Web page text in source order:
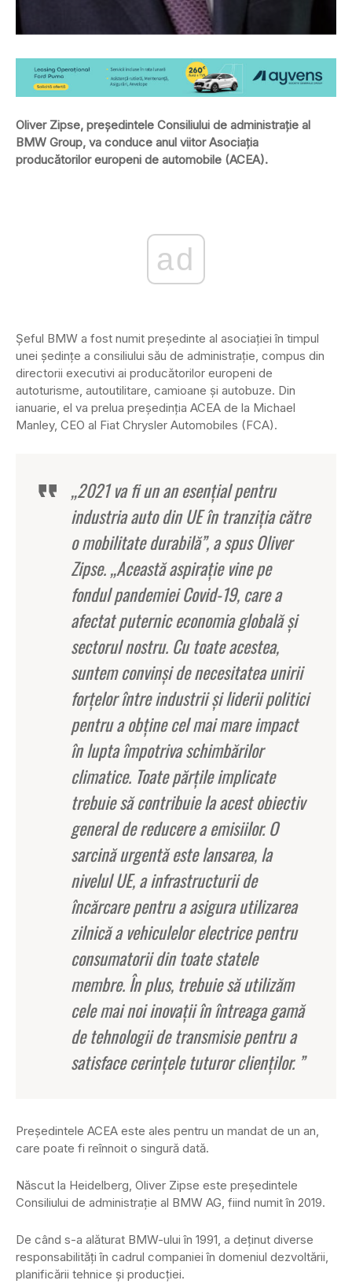
Oliver Zipse, președintele Consiliului de administrație al
BMW Group, va conduce anul viitor Asociația
producătorilor europeni de automobile (ACEA).
ad
Șeful BMW a fost numit președinte al asociației în timpul
unei ședințe a consiliului său de administrație, compus din
directorii executivi ai producătorilor europeni de
autoturisme, autoutilitare, camioane și autobuze. Din
ianuarie, el va prelua președinția ACEA de la Michael
Manley, CEO al Fiat Chrysler Automobiles (FCA).
„2021 va fi un an esențial pentru
industria auto din UE în tranziția către
o mobilitate durabilă”, a spus Oliver
Zipse. „Această aspirație vine pe
fondul pandemiei Covid-19, care a
afectat puternic economia globală și
sectorul nostru. Cu toate acestea,
suntem convinși de necesitatea unirii
forțelor între industrii și liderii politici
pentru a obține cel mai mare impact
în lupta împotriva schimbărilor
climatice. Toate părțile implicate
trebuie să contribuie la acest obiectiv
general de reducere a emisiilor. O
sarcină urgentă este lansarea, la
nivelul UE, a infrastructurii de
încărcare pentru a asigura utilizarea
zilnică a vehiculelor electrice pentru
consumatorii din toate statele
membre. În plus, trebuie să utilizăm
cele mai noi inovații în întreaga gamă
de tehnologii de transmisie pentru a
satisface cerințele tuturor clienților. ”
Președintele ACEA este ales pentru un mandat de un an,
care poate fi reînnoit o singură dată.
Născut la Heidelberg, Oliver Zipse este președintele
Consiliului de administrație al BMW AG, fiind numit în 2019.
De când s-a alăturat BMW-ului în 1991, a deținut diverse
responsabilități în cadrul companiei în domeniul dezvoltării,
planificării tehnice și producției.